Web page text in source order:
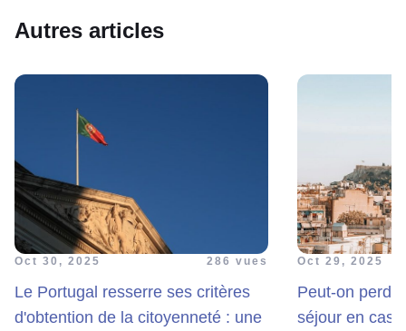
Autres articles
Oct 30, 2025 286 vues
Le Portugal resserre ses critères
d'obtention de la citoyenneté : une
Oct 29, 2025
Peut-on
séjour en cas